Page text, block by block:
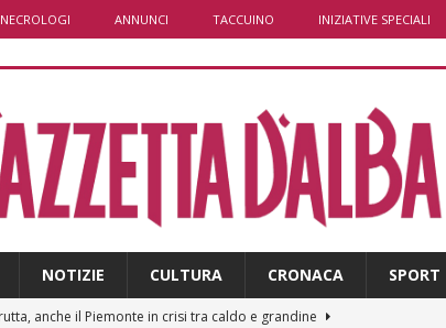
NECROLOGI ANNUNCI TACCUINO INIZIATIVE SPECIALI
NOTIZIE CULTURA CRONACA SPORT
anche il Piemonte in crisi tra caldo e grandine